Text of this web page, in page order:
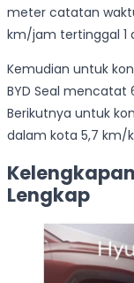
meter catatan
km/jam tertinggal 1
Kemudian untuk
BYD Seal
Berikutnya untuk
dalam kota 5,7 km/
Lengkap